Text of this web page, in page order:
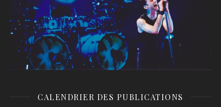
CALENDRIER DES PUBLICATIONS